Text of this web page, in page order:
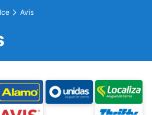
Avis